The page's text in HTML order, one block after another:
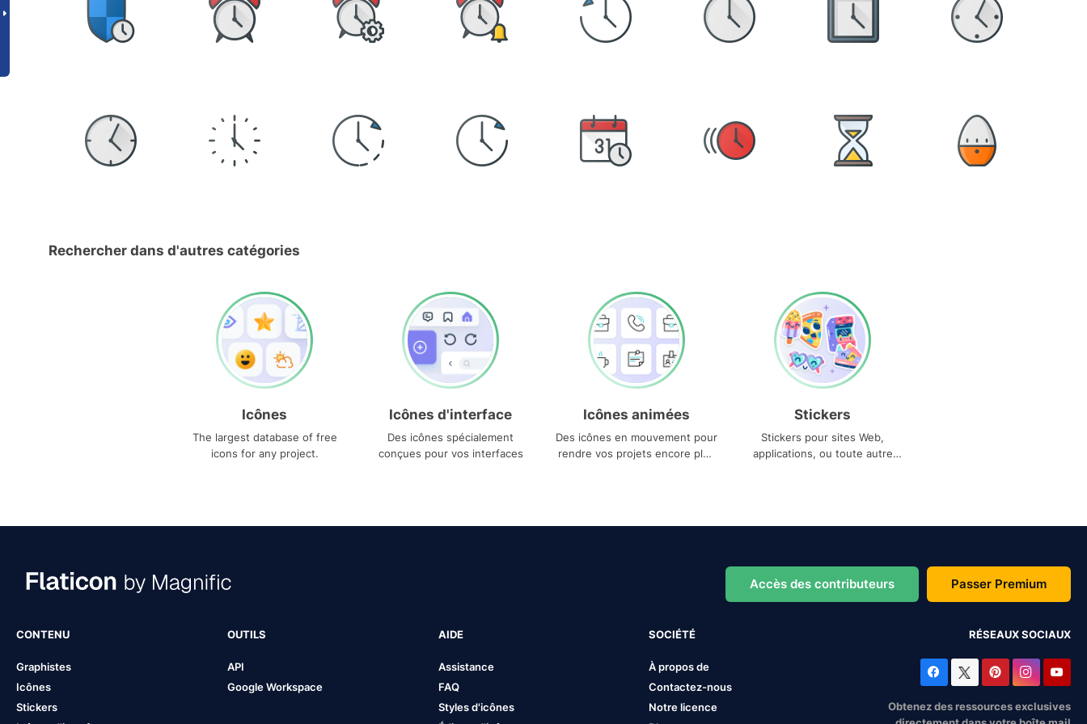
Rechercher dans d'autres catégories
Icônes
The largest database of free
icons for any project.
Icônes d'interface
Des icônes spécialement
conçues pour vos interfaces
Icônes animées
Des icônes en mouvement pour
rendre vos projets encore plus
Stickers
Stickers pour sites Web,
applications, ou toute autre
Accès des contributeurs Passer Premium
CONTENU
Graphistes
Icônes
Stickers
OUTILS
API
Google Workspace
AIDE
Assistance
FAQ
Styles d'icônes
SOCIÉTÉ
À propos de
Contactez-nous
Notre licence
RÉSEAUX SOCIAUX
Obtenez des ressources exclusives